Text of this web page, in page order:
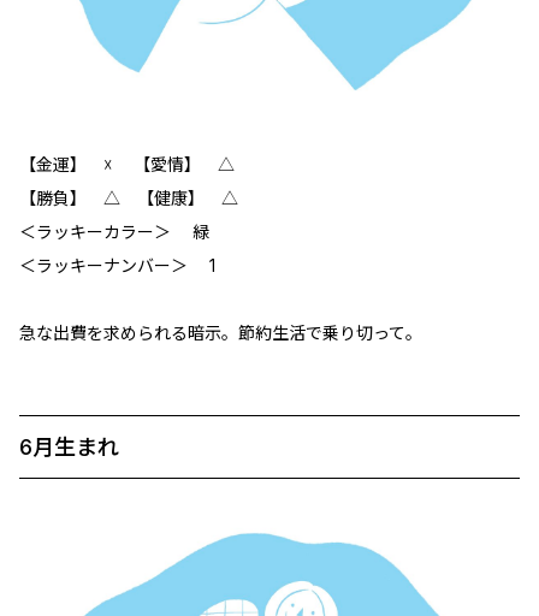
【金運】 ☓ 【愛情】 △
【勝負】 △ 【健康】 △
＜ラッキーカラー＞ 緑
＜ラッキーナンバー＞ 1
急な出費を求められる暗示。節約生活で乗り切って。
6月生まれ